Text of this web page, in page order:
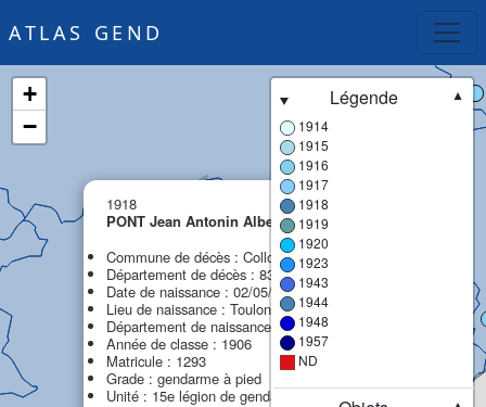
ATLAS GEND
1918
PONT Jean Antonin Albert MPF
Commune de décès : Collobrières
Département de décès : 83 - Var
Date de naissance : 02/05/1886
Lieu de naissance : Toulon
Département de naissance : 83 - Var
Année de classe : 1906
Matricule : 1293
Grade : gendarme à pied
Unité : 15e légion de gendarmerie (15e LG)
+
−
Légende
▼
1914
1915
1916
1917
1918
1919
1920
1923
1943
1944
1948
1957
ND